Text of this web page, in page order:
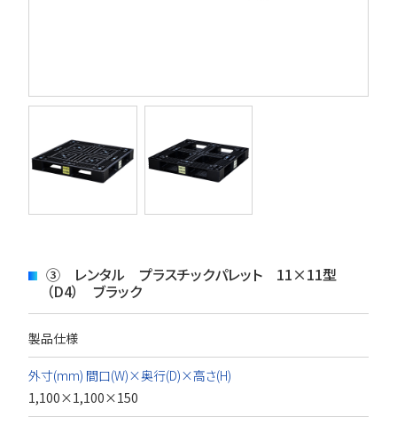
③ レンタル プラスチックパレット 11×11型
（D4） ブラック
製品仕様
外寸(mm) 間口(W)×奥行(D)×高さ(H)
1,100×1,100×150